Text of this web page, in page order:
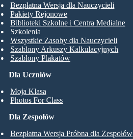
Dla Uczniów
Moja Klasa
Photos For Class
Bezpłatna Wersja dla Nauczycieli
Pakiety Rejonowe
Biblioteki Szkolne i Centra Medialne
Szkolenia
Wszystkie Zasoby dla Nauczycieli
Szablony Arkuszy Kalkulacyjnych
Szablony Plakatów
Dla Zespołów
Bezpłatna Wersja Próbna dla Zespołów